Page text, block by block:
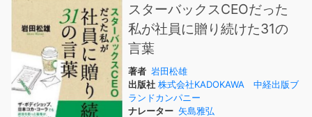
スターバックスCEOだった
私が社員に贈り続けた31の
言葉
著者 岩田松雄
出版社 株式会社KADOKAWA 中経出版ブ
ランドカンパニー
ナレーター 矢島雅弘